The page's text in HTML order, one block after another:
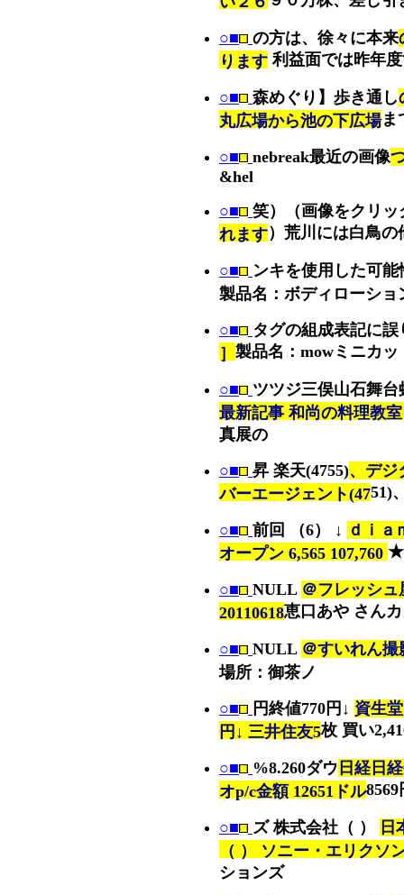
○■ の方は、徐々に本来
ります 利益面では昨年
○■ 森めぐり】歩き通し
丸広場から池の下広場ま
○■ nebreak最近の画像
&hel
○■ 笑）（画像をクリッ
れます）荒川には白鳥の
○■ ンキを使用した可能
製品名：ボディローショ
○■ タグの組成表記に誤
］ 製品名：mowミニカッ
○■ ツツジ三俣山石舞
最新記事 和尚の料理教
真展の
○■ 昇 楽天(4755)、デジ
バーエージェント(4751)
○■ 前回 （6） ↓ ｄｉａ
オープン 6,565 107,760 ★
○■ NULL ＠フレッシ
20110618恵口あや さん
○■ NULL ＠すいれん撮
場所：御茶ノ
○■ 円終値770円↓ 資生
円↓ 三井住友5枚 買い
○■ %8.260ダウ 日経日
オp/c金額 12651ドル8569
○■ ズ 株式会社（ ） 日
（ ） ソニー・エリクソ
ションズ